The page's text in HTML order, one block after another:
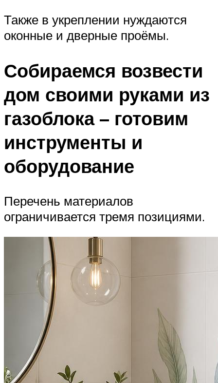
Также в укреплении нуждаются
оконные и дверные проёмы.
Собираемся возвести
дом своими руками из
газоблока – готовим
инструменты и
оборудование
Перечень материалов
ограничивается тремя позициями.